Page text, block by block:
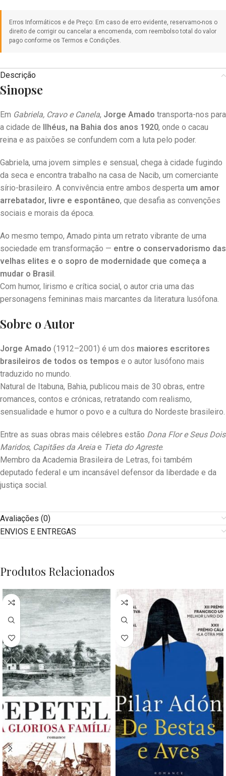
Descrição
Sinopse
Em Gabriela, Cravo e Canela, Jorge Amado transporta-nos para
a cidade de Ilhéus, na Bahia dos anos 1920, onde o cacau
reina e as paixões se confundem com a luta pelo poder.
Gabriela, uma jovem simples e sensual, chega à cidade fugindo
da seca e encontra trabalho na casa de Nacib, um comerciante
sírio-brasileiro. A convivência entre ambos desperta um amor
arrebatador, livre e espontâneo, que desafia as convenções
sociais e morais da época.
Ao mesmo tempo, Amado pinta um retrato vibrante de uma
sociedade em transformação — entre o conservadorismo das
velhas elites e o sopro de modernidade que começa a
mudar o Brasil.
Com humor, lirismo e crítica social, o autor cria uma das
personagens femininas mais marcantes da literatura lusófona.
Sobre o Autor
Jorge Amado (1912–2001) é um dos maiores escritores
brasileiros de todos os tempos e o autor lusófono mais
traduzido no mundo.
Natural de Itabuna, Bahia, publicou mais de 30 obras, entre
romances, contos e crónicas, retratando com realismo,
sensualidade e humor o povo e a cultura do Nordeste brasileiro.
Entre as suas obras mais célebres estão Dona Flor e Seus Dois
Maridos, Capitães da Areia e Tieta do Agreste.
Membro da Academia Brasileira de Letras, foi também
deputado federal e um incansável defensor da liberdade e da
justiça social.
Avaliações (0)
ENVIOS E ENTREGAS
Produtos Relacionados